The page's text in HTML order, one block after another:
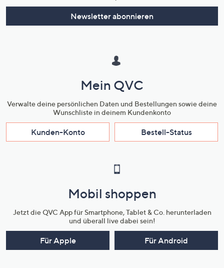
Newsletter abonnieren
Mein QVC
Verwalte deine persönlichen Daten und Bestellungen sowie deine
Wunschliste in deinem Kundenkonto
Kunden-Konto Bestell-Status
Mobil shoppen
Jetzt die QVC App für Smartphone, Tablet & Co. herunterladen
und überall live dabei sein!
Für Apple Für Android